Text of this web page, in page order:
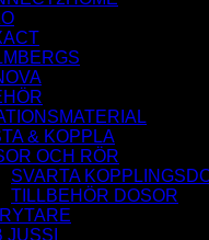
& KOPPLA
OCH RÖR
SVARTA
TILLBEHÖR DOSOR
JUSSI